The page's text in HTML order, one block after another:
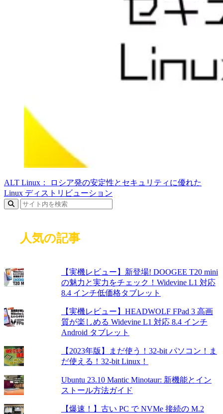
ALT Linux： ロシア発の安定性とセキュリティに優れた
Linux ディストリビューション
人気の記事
【実機レビュー】新登場! DOOGEE T20 mini
の魅力と実力をチェック！Widevine L1 対応
8.4 インチ低価格タブレット
【実機レビュー】HEADWOLF FPad 3 高画
質が楽しめる Widevine L1 対応 8.4 インチ
Android タブレット
【2023年版】まだ使う！32-bit パソコン！ま
だ使える！32-bit Linux！
Ubuntu 23.10 Mantic Minotaur: 新機能とイン
ストール方法ガイド
【爆速！】古い PC で NVMe 接続の M.2